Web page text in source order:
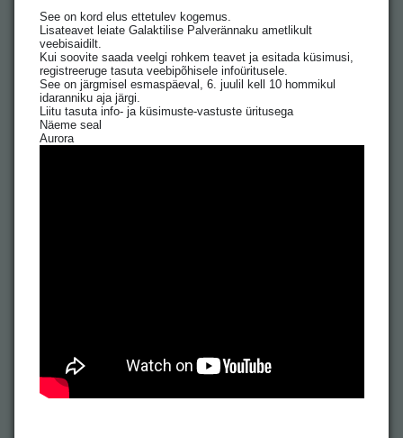
See on kord elus ettetulev kogemus.
Lisateavet leiate Galaktilise Palverännaku ametlikult
veebisaidilt.
Kui soovite saada veelgi rohkem teavet ja esitada küsimusi,
registreeruge tasuta veebipõhisele infoüritusele.
See on järgmisel esmaspäeval, 6. juulil kell 10 hommikul
idaranniku aja järgi.
Liitu tasuta info- ja küsimuste-vastuste üritusega
Näeme seal
Aurora